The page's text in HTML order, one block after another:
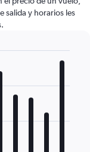
salida y horarios les